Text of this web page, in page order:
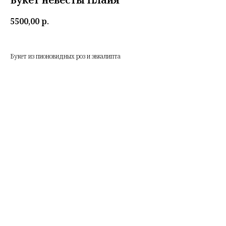
5500,00р.
Букет из пионовидных роз и эвкалипта